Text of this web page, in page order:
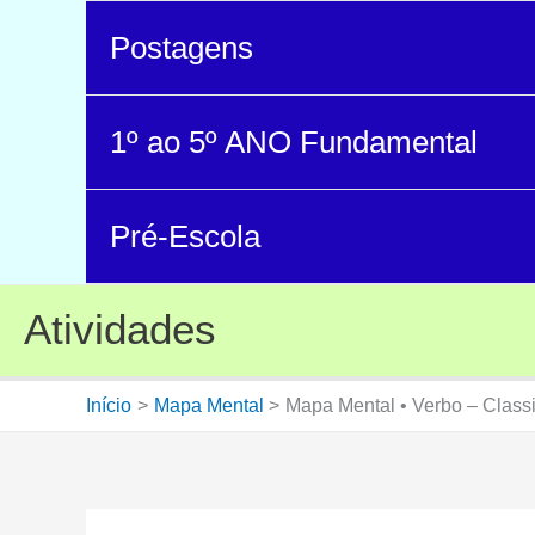
Postagens
1º ao 5º ANO Fundamental
Pré-Escola
Atividades
Início Mapa Mental Mapa Mental • Verbo –